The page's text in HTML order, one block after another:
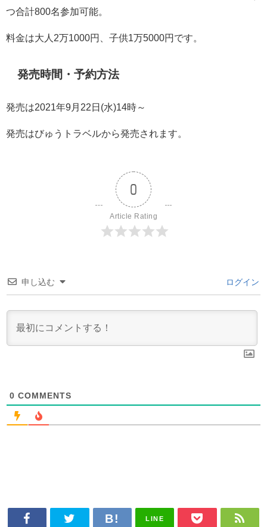
つ合計800名参加可能。
料金は大人2万1000円、子供1万5000円です。
発売時間・予約方法
発売は2021年9月22日(水)14時～
発売はびゅうトラベルから発売されます。
0
Article Rating
申し込む ログイン
0 COMMENTS
LINE